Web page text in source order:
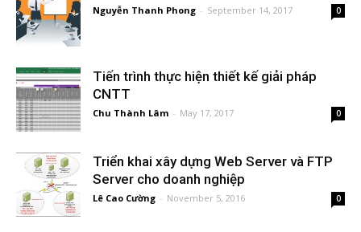
Nguyễn Thanh Phong - September 14, 2017 0
Tiến trình thực hiện thiết kế giải pháp
CNTT
Chu Thành Lâm - May 17, 2017 0
Triển khai xây dựng Web Server và FTP
Server cho doanh nghiệp
Lê Cao Cường - November 5, 2016 0